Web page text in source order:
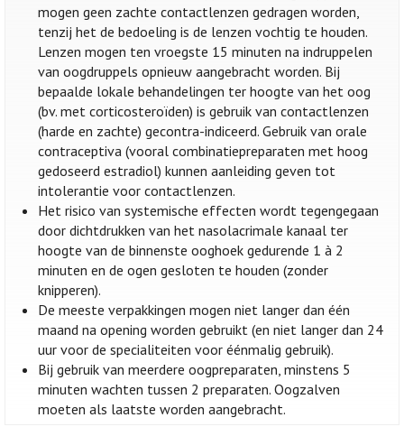
mogen geen zachte contactlenzen gedragen worden,
tenzij het de bedoeling is de lenzen vochtig te houden.
Lenzen mogen ten vroegste 15 minuten na indruppelen
van oogdruppels opnieuw aangebracht worden. Bij
bepaalde lokale behandelingen ter hoogte van het oog
(bv. met corticosteroïden) is gebruik van contactlenzen
(harde en zachte) gecontra-indiceerd. Gebruik van orale
contraceptiva (vooral combinatiepreparaten met hoog
gedoseerd estradiol) kunnen aanleiding geven tot
intolerantie voor contactlenzen.
Het risico van systemische effecten wordt tegengegaan
door dichtdrukken van het nasolacrimale kanaal ter
hoogte van de binnenste ooghoek gedurende 1 à 2
minuten en de ogen gesloten te houden (zonder
knipperen).
De meeste verpakkingen mogen niet langer dan één
maand na opening worden gebruikt (en niet langer dan 24
uur voor de specialiteiten voor éénmalig gebruik).
Bij gebruik van meerdere oogpreparaten, minstens 5
minuten wachten tussen 2 preparaten. Oogzalven
moeten als laatste worden aangebracht.